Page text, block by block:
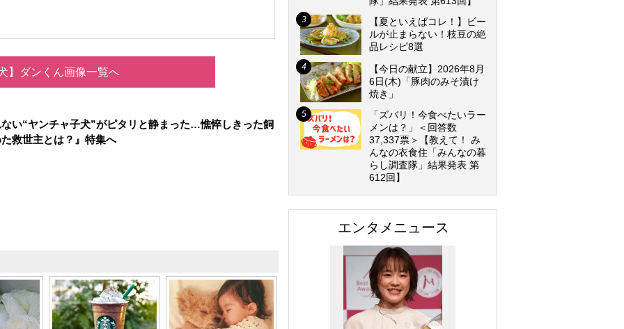
】ダンくん画像一覧へ
い“ヤンチャ子犬”がピタリと静まった…憔悴しきった飼
救世主とは？』特集へ
【夏といえばコレ！】ビー
ルが止まらない！枝豆の絶
品レシピ8選
【今日の献立】2026年8月
6日(木)「豚肉のみそ漬け
焼き」
「ズバリ！今食べたいラー
メンは？」＜回答数
37,337票＞【教えて！ み
んなの衣食住「みんなの暮
らし調査隊」結果発表 第
612回】
エンタメニュース